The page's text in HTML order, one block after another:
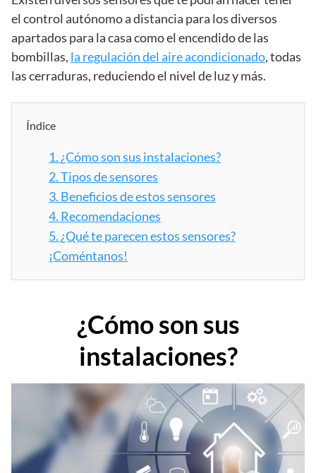
el control autónomo a distancia para los diversos
apartados para la casa como el encendido de las
bombillas, la regulación del aire acondicionado, todas
las cerraduras, reduciendo el nivel de luz y más.
Índice
1. ¿Cómo son sus instalaciones?
2.Tipos de sensores
3. Beneficios de estos sensores
4. Recomendaciones
5. ¿Qué te parecen estos sensores?
¡Coméntanos!
¿Cómo son sus
instalaciones?